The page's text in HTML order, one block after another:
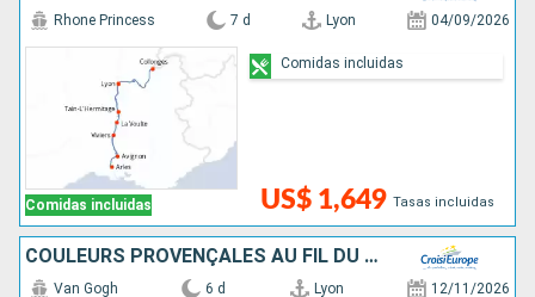
Comidas incluidas
Rhone Princess 7 d Lyon 04/09/2026
US$ 1,649 Tasas incluidas
Comidas incluidas
COULEURS PROVENÇALES AU FIL DU RHÔNE
Van Gogh 6 d Lyon 12/11/2026